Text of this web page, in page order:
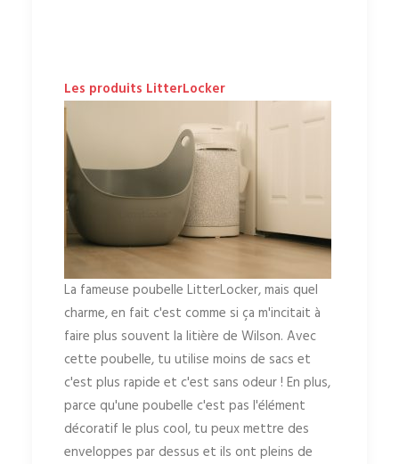
Les produits LitterLocker
La fameuse poubelle LitterLocker, mais quel
charme, en fait c'est comme si ça m'incitait à
faire plus souvent la litière de Wilson. Avec
cette poubelle, tu utilise moins de sacs et
c'est plus rapide et c'est sans odeur ! En plus,
parce qu'une poubelle c'est pas l'élément
décoratif le plus cool, tu peux mettre des
enveloppes par dessus et ils ont pleins de